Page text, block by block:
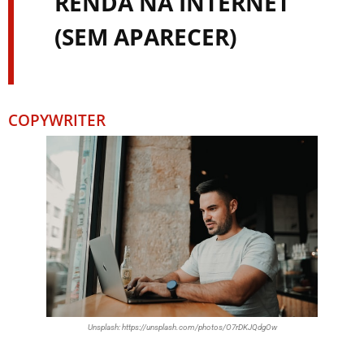
(SEM APARECER)
COPYWRITER
Unsplash: https://unsplash.com/photos/O7rDKJQdgOw